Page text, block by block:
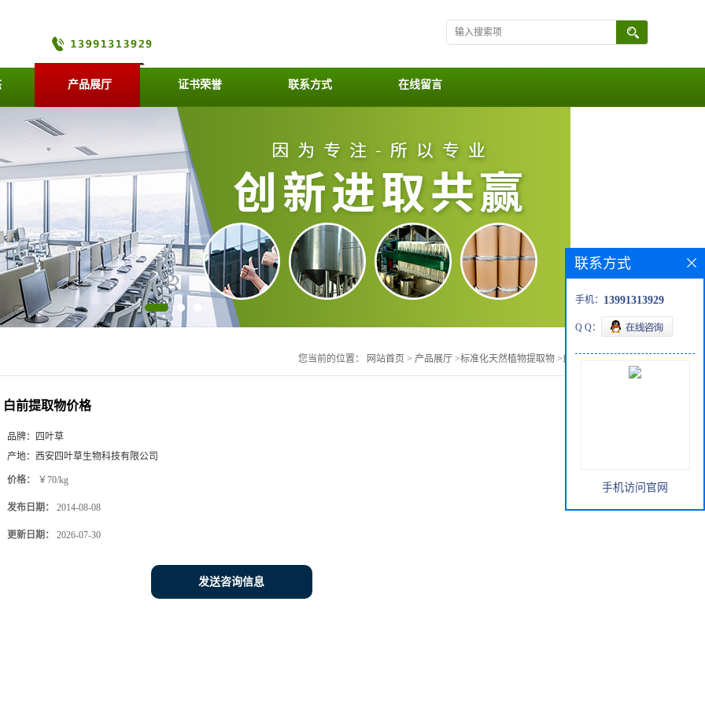
产品展厅 证书荣誉 联系方式 在线留言
您当前的位置： 网站首页 > 产品展厅 >标准化天然植物提取物 > 白前提取物价格
白前提取物价格
品牌：
四叶草
产地： 西安四叶草生物科技有限公司
价格： ￥70/kg
发布日期： 2014-08-08
更新日期： 2026-07-30
发送咨询信息
联系方式
手机： 13991313929
Q Q：
手机访问官网